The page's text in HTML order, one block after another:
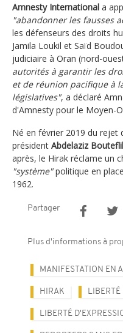
Amnesty International a
"abandonner les fausses
les défenseurs des droits
Jamila Loukil et Saïd
judiciaire à Oran (nord-
autorités à garantir les
et de réunion pacifique à
législatives", a déclaré
d'Amnesty pour le Moyen-
Né en février 2019 du rejet
président Abdelaziz
après, le Hirak réclame un
"système"politique en
1962.
Partager
Plus d'informations à
MANIFESTATION EN
HIRAK LIBERTÉ
LIBERTÉ